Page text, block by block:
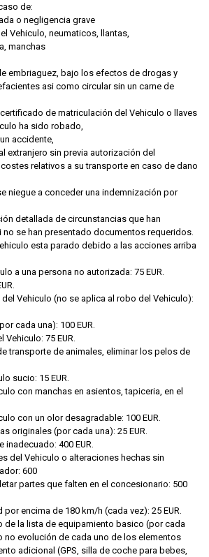
de:
o negligencia grave
Vehiculo, neumaticos, llantas,
manchas
embriaguez, bajo los efectos de drogas y
asi como circular sin un carne de
de matriculación del Vehiculo o llaves
ha sido robado,
accidente,
extranjero sin previa autorización del
relativos a su transporte en caso de dano
niegue a conceder una indemnización por
detallada de circunstancias que han
se han presentado documentos requeridos.
esta parado debido a las acciones arriba
a una persona no autorizada: 75 EUR.
Vehiculo (no se aplica al robo del Vehiculo):
cada una): 100 EUR.
Vehiculo: 75 EUR.
transporte de animales, eliminar los pelos de
sucio: 15 EUR.
con manchas en asientos, tapiceria, en el
con un olor desagradable: 100 EUR.
originales (por cada una): 25 EUR.
inadecuado: 400 EUR.
del Vehiculo o alteraciones hechas sin
600
partes que falten en el concesionario: 500
por encima de 180 km/h (cada vez): 25 EUR.
de la lista de equipamiento basico (por cada
no evolución de cada uno de los elementos
adicional (GPS, silla de coche para bebes,